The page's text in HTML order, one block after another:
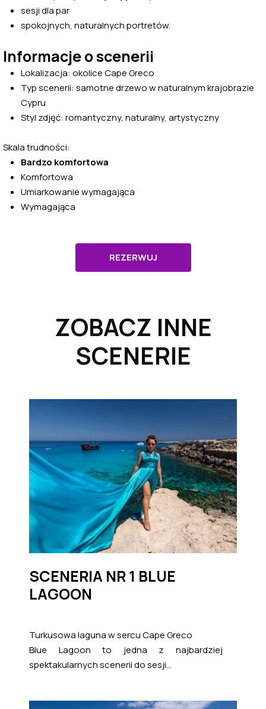
sesji dla par
spokojnych, naturalnych portretów.
Informacje o scenerii
Lokalizacja: okolice Cape Greco
Typ scenerii: samotne drzewo w naturalnym krajobrazie
Cypru
Styl zdjęć: romantyczny, naturalny, artystyczny
Skala trudności:
Bardzo komfortowa
Komfortowa
Umiarkowanie wymagająca
Wymagająca
ZOBACZ INNE
SCENERIE
SCENERIA NR 1 BLUE
LAGOON
Turkusowa laguna w sercu Cape Greco
Blue Lagoon to jedna z najbardziej
spektakularnych scenerii do sesji...
REZERWUJ